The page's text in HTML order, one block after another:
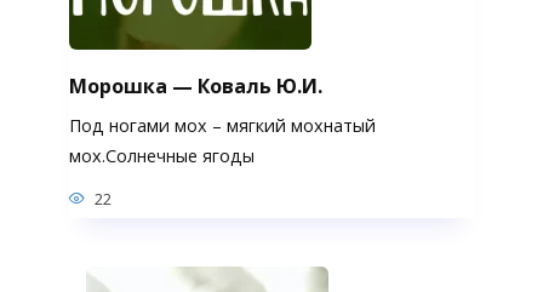
Морошка — Коваль Ю.И.
Под ногами мох – мягкий мохнатый
мох.Солнечные ягоды
22